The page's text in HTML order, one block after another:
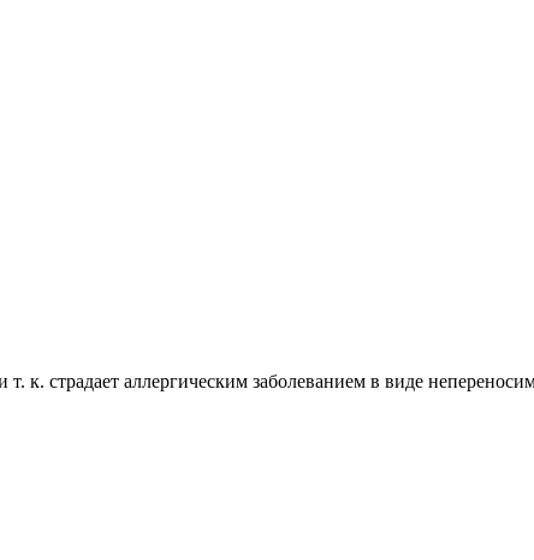
страдает аллергическим заболеванием в виде